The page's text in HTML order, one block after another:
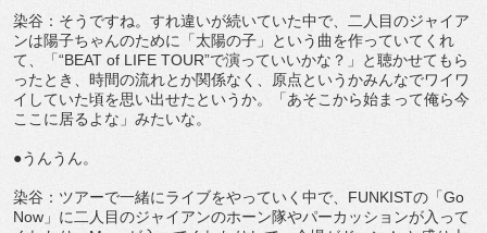
染谷：そうですね。すれ違いが続いていた中で、二人目のジャイア
ンは陽子ちゃんのために「太陽の子」という曲を作っていてくれ
て、「“BEAT of LIFE TOUR”で演っていいかな？」と聴かせてもら
ったとき、時間の流れとか関係なく、原点というかみんなでワイワ
イしていた頃を思い出せたというか。「あそこから始まって俺ら今
ここに居るよな」みたいな。
●うんうん。
染谷：ツアーで一緒にライブをやっていく中で、FUNKISTの「Go
Now」に二人目のジャイアンのホーン隊やパーカッションが入って